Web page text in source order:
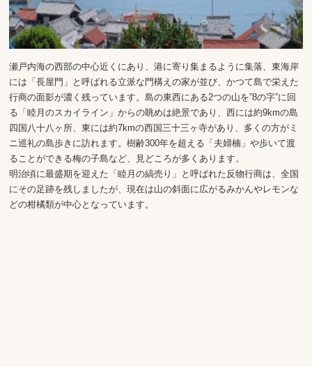
瀬戸内海の西部の中心近くにあり、港に寄り集まるように集落、東海岸
には「長屋門」と呼ばれる立派な門構えの家が並び、かつて島で栄えた
行商の面影が濃く残っています。島の東西にある2つの山を”8の字”に回
る「睦月のスカイライン」からの眺めは絶景であり、西には約9kmの島
四国八十八ヶ所、東には約7kmの西国三十三ヶ寺があり、多くの方がミ
ニ巡礼の島歩きに訪れます。樹齢300年を超える「夫婦楠」や歩いて渡
ることができる梅の子島など、見どころが多くあります。
明治頃に最盛期を迎えた「睦月の縞売り」と呼ばれた反物行商は、全国
にその足跡を残しましたが、現在は山の斜面に広がるみかんやレモンな
どの柑橘類が中心となっています。